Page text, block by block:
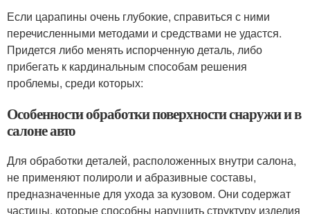
Если царапины очень глубокие, справиться с ними
перечисленными методами и средствами не удастся.
Придется либо менять испорченную деталь, либо
прибегать к кардинальным способам решения
проблемы, среди которых:
Особенности обработки поверхности снаружи и в
салоне авто
Для обработки деталей, расположенных внутри салона,
не применяют полироли и абразивные составы,
предназначенные для ухода за кузовом. Они содержат
частицы, которые способны нарушить структуру изделия